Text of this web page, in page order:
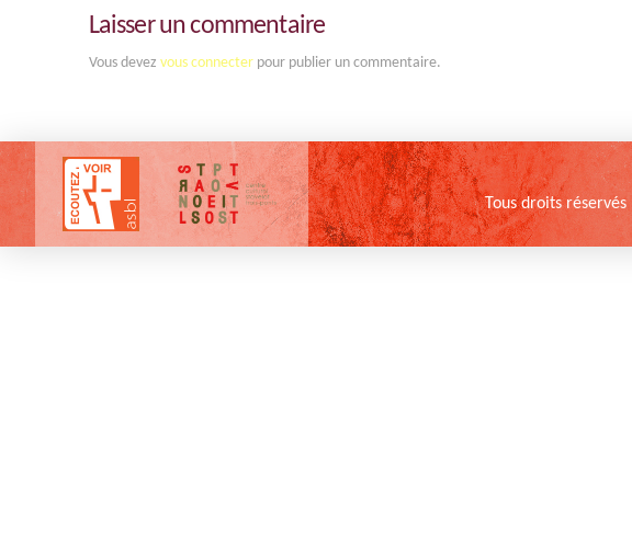
Laisser un commentaire
Vous devez vous connecterpour publier un commentaire.
Tous droits réservés |